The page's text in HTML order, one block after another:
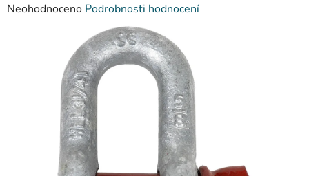
Průměrné
Neohodnoceno Podrobnosti hodnocení